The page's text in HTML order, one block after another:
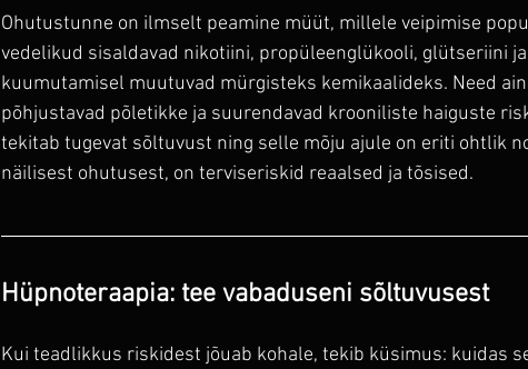
Ohutustunne on ilmselt peamine müüt, millele veipimise
vedelikud sisaldavad nikotiini, propüleenglükooli, glütseriini
kuumutamisel muutuvad mürgisteks kemikaalideks. Need
põhjustavad põletikke ja suurendavad krooniliste haiguste
tekitab tugevat sõltuvust ning selle mõju ajule on eriti ohtlik
näilisest ohutusest, on terviseriskid reaalsed ja tõsised.
Hüpnoteraapia: tee vabaduseni sõltuvusest
Kui teadlikkus riskidest jõuab kohale, tekib küsimus: kuidas